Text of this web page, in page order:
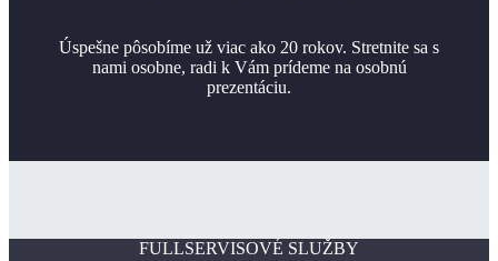
Úspešne pôsobíme už viac ako 20 rokov. Stretnite sa s
nami osobne, radi k Vám prídeme na osobnú
prezentáciu.
FULLSERVISOVÉ SLUŽBY